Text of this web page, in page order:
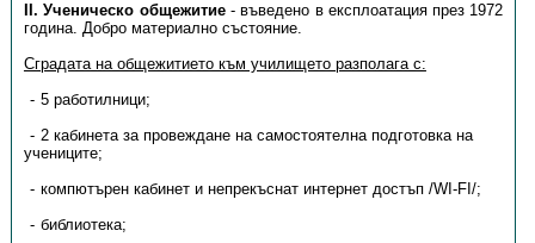
II. Ученическо общежитие- въведено в експлоатация през 1972
година. Добро материално състояние.
Сградата на общежитието към училището разполага с:
5 работилници;
2 кабинета за провеждане на самостоятелна подготовка на
учениците;
компютърен кабинет и непрекъснат интернет достъп /WI-FI/;
библиотека;